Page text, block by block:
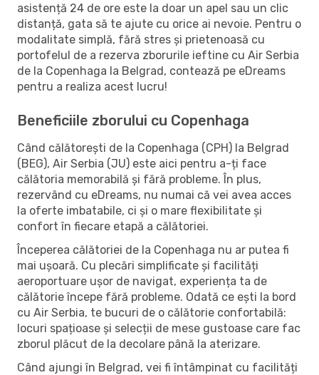
asistență 24 de ore este la doar un apel sau un clic
distanță, gata să te ajute cu orice ai nevoie. Pentru o
modalitate simplă, fără stres și prietenoasă cu
portofelul de a rezerva zborurile ieftine cu Air Serbia
de la Copenhaga la Belgrad, contează pe eDreams
pentru a realiza acest lucru!
Beneficiile zborului cu Copenhaga
Când călătorești de la Copenhaga (CPH) la Belgrad
(BEG), Air Serbia (JU) este aici pentru a-ți face
călătoria memorabilă și fără probleme. În plus,
rezervând cu eDreams, nu numai că vei avea acces
la oferte imbatabile, ci și o mare flexibilitate și
confort în fiecare etapă a călătoriei.
Începerea călătoriei de la Copenhaga nu ar putea fi
mai ușoară. Cu plecări simplificate și facilități
aeroportuare ușor de navigat, experiența ta de
călătorie începe fără probleme. Odată ce ești la bord
cu Air Serbia, te bucuri de o călătorie confortabilă:
locuri spațioase și selecții de mese gustoase care fac
zborul plăcut de la decolare până la aterizare.
Când ajungi în Belgrad, vei fi întâmpinat cu facilități